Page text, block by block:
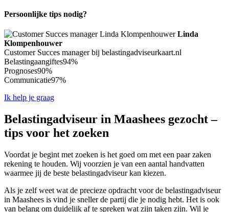
Persoonlijke tips nodig?
Linda
Klompenhouwer
Customer Succes manager bij belastingadviseurkaart.nl
Belastingaangiftes94%
Prognoses90%
Communicatie97%
Ik help je graag
Belastingadviseur in Maashees gezocht –
tips voor het zoeken
Voordat je begint met zoeken is het goed om met een paar zaken
rekening te houden. Wij voorzien je van een aantal handvatten
waarmee jij de beste belastingadviseur kan kiezen.
Als je zelf weet wat de precieze opdracht voor de belastingadviseur
in Maashees is vind je sneller de partij die je nodig hebt. Het is ook
van belang om duidelijk af te spreken wat zijn taken zijn. Wil je